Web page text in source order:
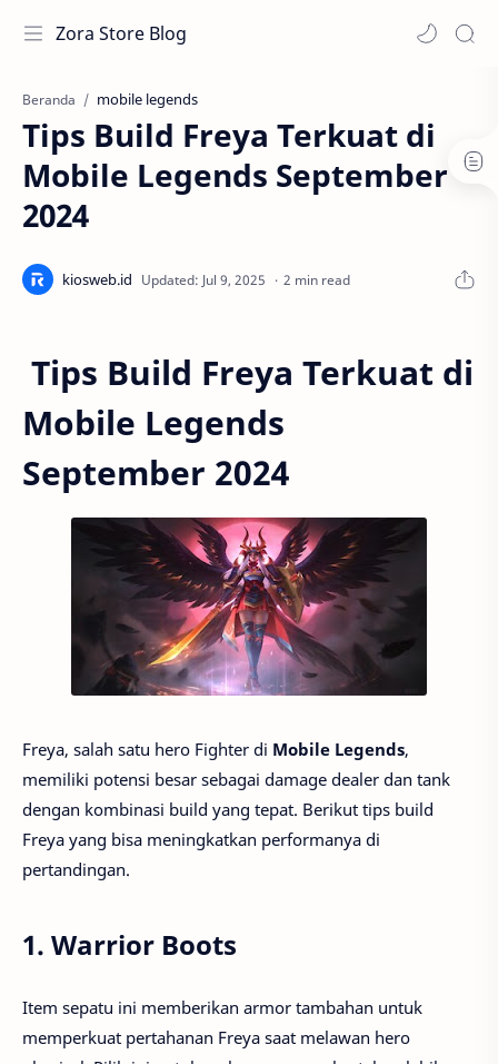
Zora Store Blog
Beranda mobile legends
Tips Build Freya Terkuat di
Mobile Legends September
2024
2 min read
Tips Build Freya Terkuat di
Mobile Legends
September 2024
Freya, salah satu hero Fighter di Mobile Legends,
memiliki potensi besar sebagai damage dealer dan tank
dengan kombinasi build yang tepat. Berikut tips build
Freya yang bisa meningkatkan performanya di
pertandingan.
1. Warrior Boots
Item sepatu ini memberikan armor tambahan untuk
memperkuat pertahanan Freya saat melawan hero